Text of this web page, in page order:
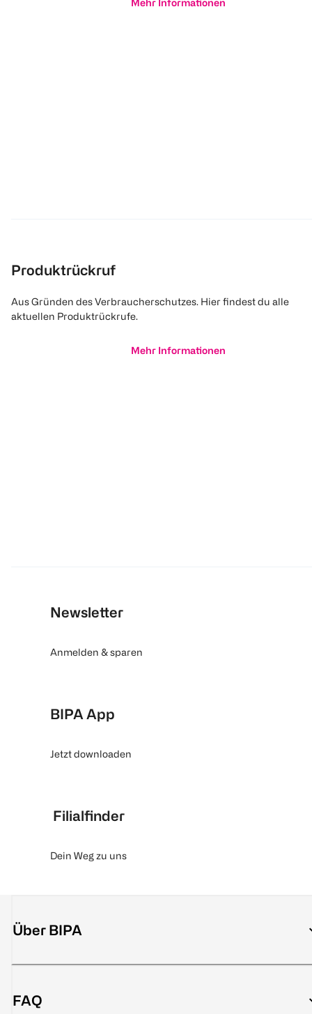
Mehr Informationen
Produktrückruf
Aus Gründen des Verbraucherschutzes. Hier findest du alle
aktuellen Produktrückrufe.
Mehr Informationen
Newsletter
Anmelden & sparen
BIPA App
Jetzt downloaden
Filialfinder
Dein Weg zu uns
Über BIPA
FAQ